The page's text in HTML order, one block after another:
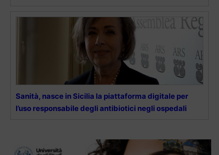
Sanità, nasce in Sicilia la piattaforma digitale per
l’uso responsabile degli antibiotici negli ospedali